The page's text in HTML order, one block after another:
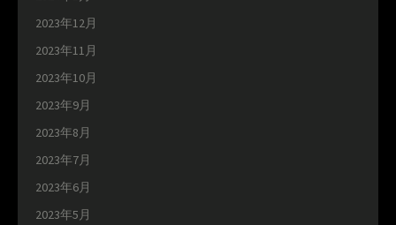
2023年12月
2023年11月
2023年10月
2023年9月
2023年8月
2023年7月
2023年6月
2023年5月